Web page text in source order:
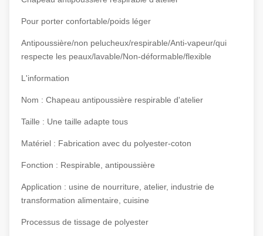
Pour porter confortable/poids léger
Antipoussière/non pelucheux/respirable/Anti-vapeur/qui
respecte les peaux/lavable/Non-déformable/flexible
L'information
Nom : Chapeau antipoussière respirable d'atelier
Taille : Une taille adapte tous
Matériel : Fabrication avec du polyester-coton
Fonction : Respirable, antipoussière
Application : usine de nourriture, atelier, industrie de
transformation alimentaire, cuisine
Processus de tissage de polyester